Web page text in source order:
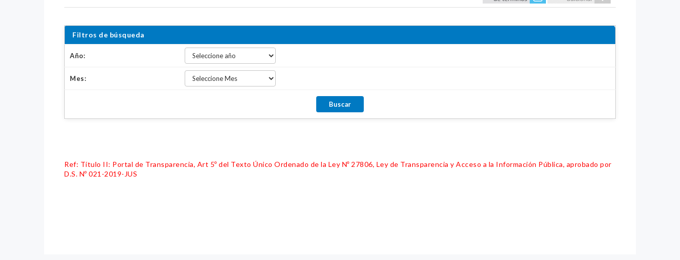
Filtros de búsqueda
Año:
Mes:
Ref: Título II: Portal de Transparencia, Art 5º del Texto Único Ordenado de la Ley Nº 27806, Ley de Transparencia y Acceso a la Información Pública, aprobado por
D.S. Nº 021-2019-JUS